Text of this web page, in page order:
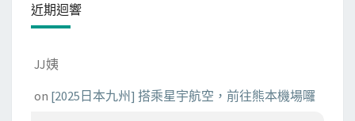
近期迴響
JJ姨
on [2025日本九州] 搭乘星宇航空，前往熊本機場囉